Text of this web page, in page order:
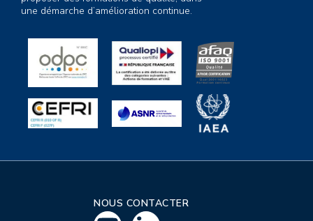
une démarche d’amélioration continue.
NOUS CONTACTER